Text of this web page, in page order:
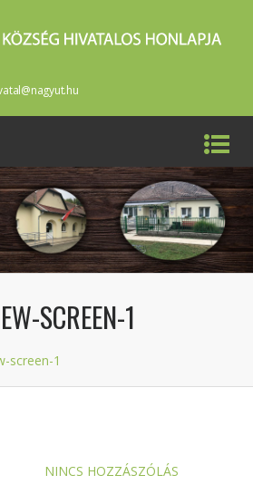
SCREEN-1
screen-1
NINCS HOZZÁSZÓLÁS